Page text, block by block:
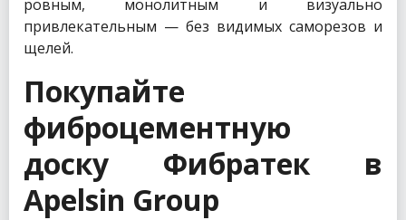
ровным, монолитным и визуально
привлекательным — без видимых саморезов и
щелей.
Покупайте
фиброцементную
доску Фибратек в
Apelsin Group